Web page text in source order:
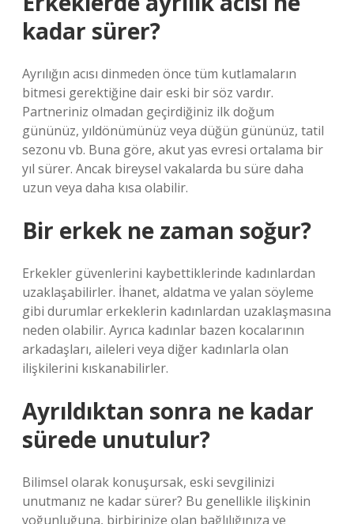
kadar sürer?
Ayrılığın acısı dinmeden önce tüm kutlamaların
bitmesi gerektiğine dair eski bir söz vardır.
Partneriniz olmadan geçirdiğiniz ilk doğum
gününüz, yıldönümünüz veya düğün gününüz, tatil
sezonu vb. Buna göre, akut yas evresi ortalama bir
yıl sürer. Ancak bireysel vakalarda bu süre daha
uzun veya daha kısa olabilir.
Bir erkek ne zaman soğur?
Erkekler güvenlerini kaybettiklerinde kadınlardan
uzaklaşabilirler. İhanet, aldatma ve yalan söyleme
gibi durumlar erkeklerin kadınlardan uzaklaşmasına
neden olabilir. Ayrıca kadınlar bazen kocalarının
arkadaşları, aileleri veya diğer kadınlarla olan
ilişkilerini kıskanabilirler.
Ayrıldıktan sonra ne kadar
sürede unutulur?
Bilimsel olarak konuşursak, eski sevgilinizi
unutmanız ne kadar sürer? Bu genellikle ilişkinin
yoğunluğuna, birbirinize olan bağlılığınıza ve